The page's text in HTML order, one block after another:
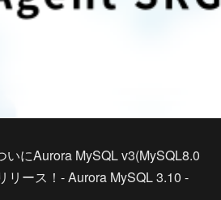
いにAurora MySQL v3(MySQL8.0
リース！- Aurora MySQL 3.10 -